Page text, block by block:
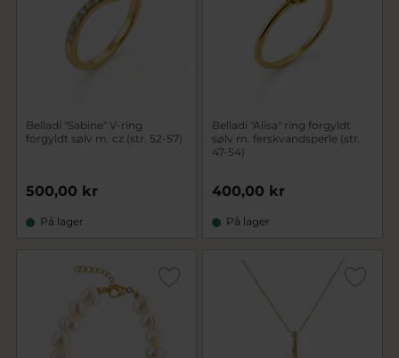
Belladi "Sabine" V-ring
forgyldt sølv m. cz (str. 52-57)
500,00 kr
På lager
Belladi "Alisa" ring forgyldt
sølv m. ferskvandsperle (str.
47-54)
400,00 kr
På lager